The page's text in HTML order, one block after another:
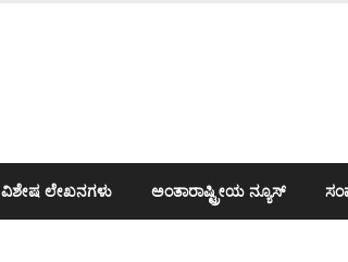
ವಿಶೇಷ ಲೇಖನಗಳು ಅಂತಾರಾಷ್ಟ್ರೀಯ ನ್ಯೂಸ್